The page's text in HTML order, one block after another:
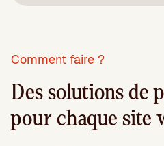
Comment faire ?
Des solutions de
pour chaque site